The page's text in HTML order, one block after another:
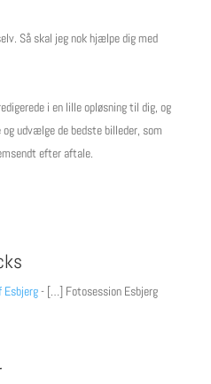
Så skal jeg nok hjælpe dig med
i en lille opløsning til dig, og
udvælge de bedste billeder, som
efter aftale.
Esbjerg- […] Fotosession Esbjerg